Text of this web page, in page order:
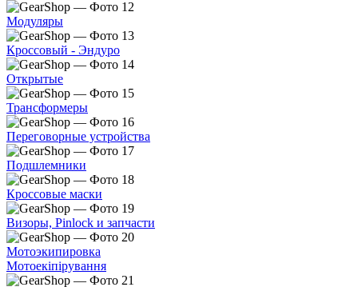
Модуляры
Кроссовый - Эндуро
Открытые
Трансформеры
Переговорные устройства
Подшлемники
Кроссовые маски
Визоры, Pinlock и запчасти
Мотоэкипировка
Мотоекіпірування